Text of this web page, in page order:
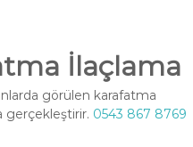
İlaçlama
görülen karafatma
gerçekleştirir. 0543 867 8769